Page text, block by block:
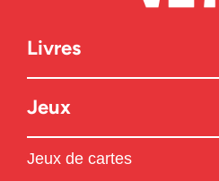
Livres
Jeux
Jeux de cartes